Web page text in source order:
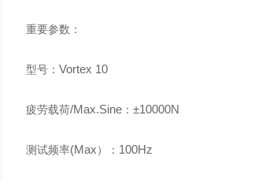
重要参数：
型号： Vortex 10
疲劳载荷/Max.Sine： ±10000N
测试频率(Max ）： 100Hz